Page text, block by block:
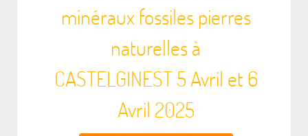
minéraux fossiles pierres
naturelles à
CASTELGINEST 5 Avril et 6
Avril 2025